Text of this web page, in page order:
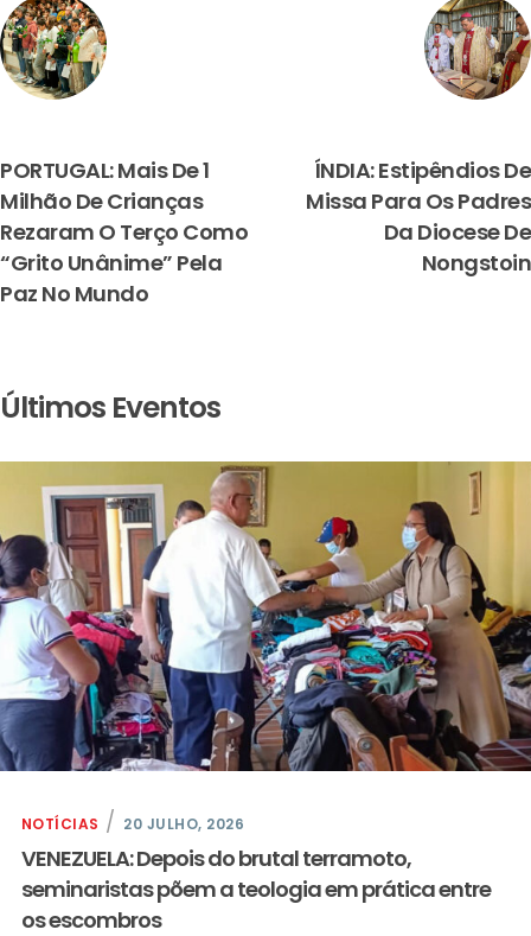
PORTUGAL: Mais De 1
Milhão De Crianças
Rezaram O Terço Como
“grito Unânime” Pela
Paz No Mundo
ÍNDIA: Estipêndios De
Missa Para Os Padres
Da Diocese De
Nongstoin
Últimos Eventos
NOTÍCIAS 20 JULHO, 2026
VENEZUELA: Depois do brutal terramoto,
seminaristas põem a teologia em prática entre
os escombros